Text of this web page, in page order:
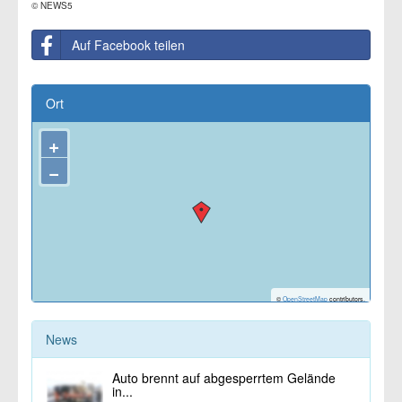
© NEWS5
Auf Facebook teilen
Ort
+
−
© OpenStreetMapcontributors.
News
Auto brennt auf abgesperrtem Gelände
in...